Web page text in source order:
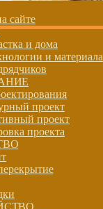
сайте
и дома
и материала
проект
проект
проекта